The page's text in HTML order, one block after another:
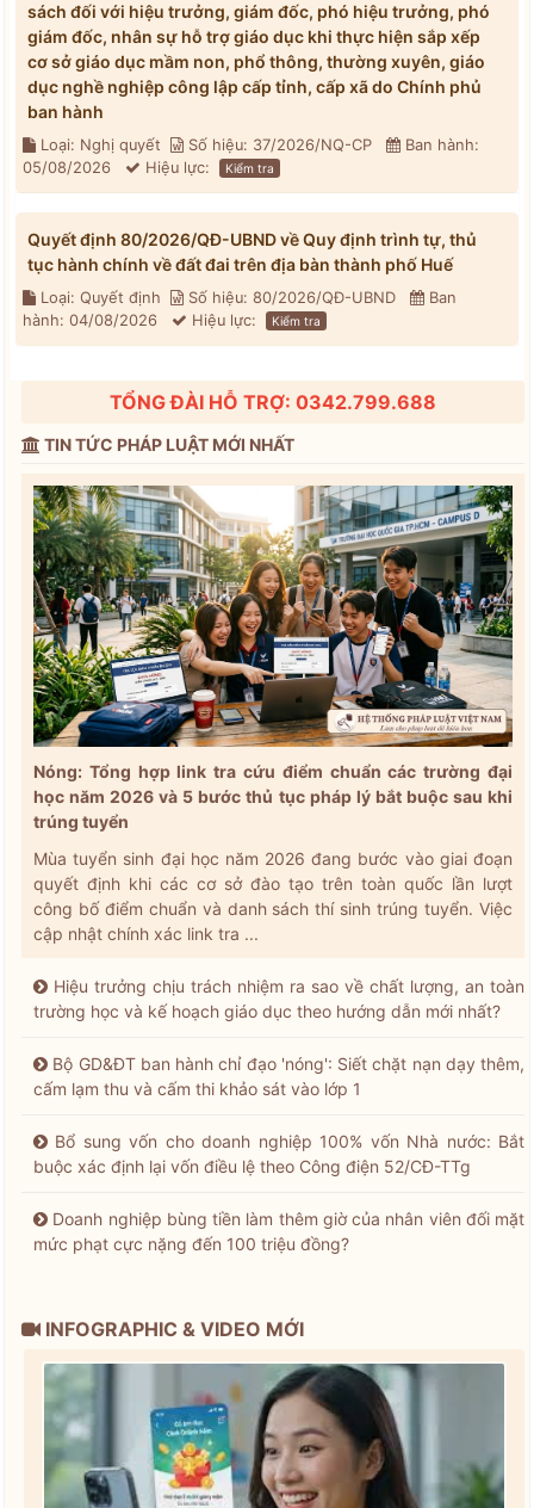
sách đối với hiệu trưởng, giám đốc, phó hiệu trưởng, phó
giám đốc, nhân sự hỗ trợ giáo dục khi thực hiện sắp xếp
cơ sở giáo dục mầm non, phổ thông, thường xuyên, giáo
dục nghề nghiệp công lập cấp tỉnh, cấp xã do Chính phủ
ban hành
Loại: Nghị quyết Số hiệu: 37/2026/NQ-CP
Ban hành:
05/08/2026
Hiệu lực: Kiểm tra
Quyết định 80/2026/QĐ-UBND về Quy định trình tự, thủ
tục hành chính về đất đai trên địa bàn thành phố Huế
Loại: Quyết định Số hiệu: 80/2026/QĐ-UBND
Ban
hành: 04/08/2026
Hiệu lực: Kiểm tra
TỔNG ĐÀI HỖ TRỢ: 0342.799.688
TIN TỨC PHÁP LUẬT MỚI NHẤT
Nóng: Tổng hợp link tra cứu điểm chuẩn các trường đại
học năm 2026 và 5 bước thủ tục pháp lý bắt buộc sau khi
trúng tuyển
Mùa tuyển sinh đại học năm 2026 đang bước vào giai đoạn
quyết định khi các cơ sở đào tạo trên toàn quốc lần lượt
công bố điểm chuẩn và danh sách thí sinh trúng tuyển. Việc
cập nhật chính xác link tra ...
Hiệu trưởng chịu trách nhiệm ra sao về chất lượng, an toàn
trường học và kế hoạch giáo dục theo hướng dẫn mới nhất?
Bộ GD&ĐT ban hành chỉ đạo 'nóng': Siết chặt nạn dạy thêm,
cấm lạm thu và cấm thi khảo sát vào lớp 1
Bổ sung vốn cho doanh nghiệp 100% vốn Nhà nước: Bắt
buộc xác định lại vốn điều lệ theo Công điện 52/CĐ-TTg
Doanh nghiệp bùng tiền làm thêm giờ của nhân viên đối mặt
mức phạt cực nặng đến 100 triệu đồng?
INFOGRAPHIC & VIDEO MỚI